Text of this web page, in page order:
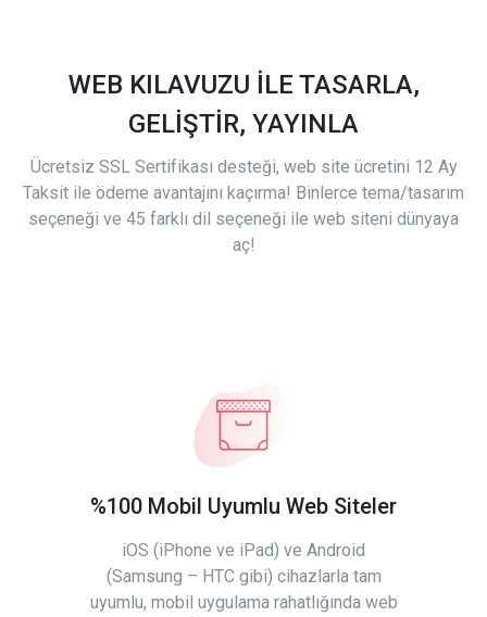
WEB KILAVUZU İLE TASARLA,
GELİŞTİR, YAYINLA
Ücretsiz SSL Sertifikası desteği, web site ücretini 12 Ay
Taksit ile ödeme avantajını kaçırma! Binlerce tema/tasarım
seçeneği ve 45 farklı dil seçeneği ile web siteni dünyaya
aç!
%100 Mobil Uyumlu Web Siteler
iOS (iPhone ve iPad) ve Android
(Samsung – HTC gibi) cihazlarla tam
uyumlu, mobil uygulama rahatlığında web